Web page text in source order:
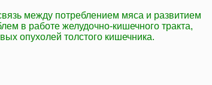
между потреблением мяса и развитием
в работе желудочно-кишечного тракта,
опухолей толстого кишечника.